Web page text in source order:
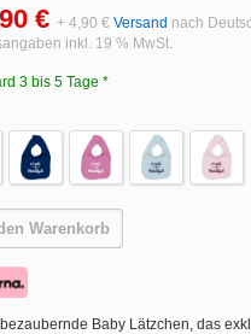
€ + 4,90 € Versand nach
inkl. 19 % MwSt.
3 bis 5 Tage *
Warenkorb
Baby Lätzchen, das